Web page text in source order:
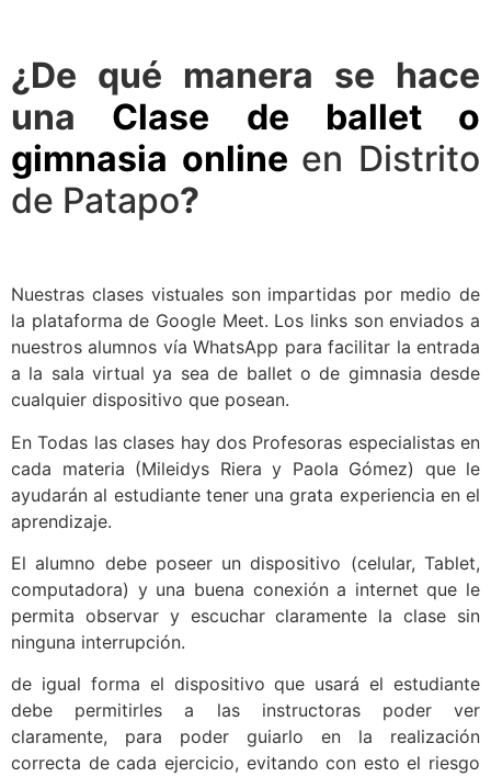
¿De qué manera se hace
una Clase de ballet o
gimnasia online en Distrito
de Patapo?
Nuestras clases vistuales son impartidas por medio de
la plataforma de Google Meet. Los links son enviados a
nuestros alumnos vía WhatsApp para facilitar la entrada
a la sala virtual ya sea de ballet o de gimnasia desde
cualquier dispositivo que posean.
En Todas las clases hay dos Profesoras especialistas en
cada materia (Mileidys Riera y Paola Gómez) que le
ayudarán al estudiante tener una grata experiencia en el
aprendizaje.
El alumno debe poseer un dispositivo (celular, Tablet,
computadora) y una buena conexión a internet que le
permita observar y escuchar claramente la clase sin
ninguna interrupción.
de igual forma el dispositivo que usará el estudiante
debe permitirles a las instructoras poder ver
claramente, para poder guiarlo en la realización
correcta de cada ejercicio, evitando con esto el riesgo